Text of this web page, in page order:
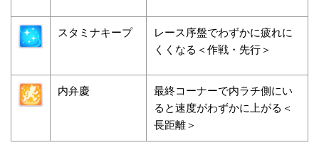
スタミナキープ
レース序盤でわずかに疲れに
くくなる＜作戦・先行＞
内弁慶
最終コーナーで内ラチ側にい
ると速度がわずかに上がる＜
長距離＞